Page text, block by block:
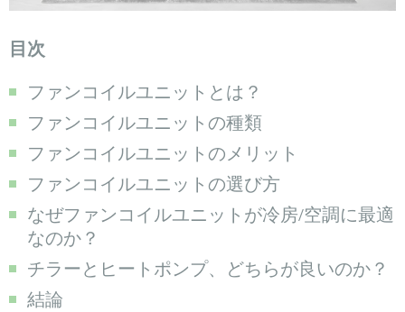
目次
ファンコイルユニットとは？
ファンコイルユニットの種類
ファンコイルユニットのメリット
ファンコイルユニットの選び方
なぜファンコイルユニットが冷房/空調に最適
なのか？
チラーとヒートポンプ、どちらが良いのか？
結論